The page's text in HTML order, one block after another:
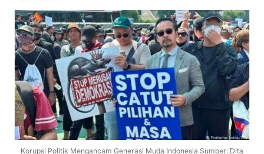
Korupsi Politik Mengancam Generasi Muda Indonesia Sumber: Dita